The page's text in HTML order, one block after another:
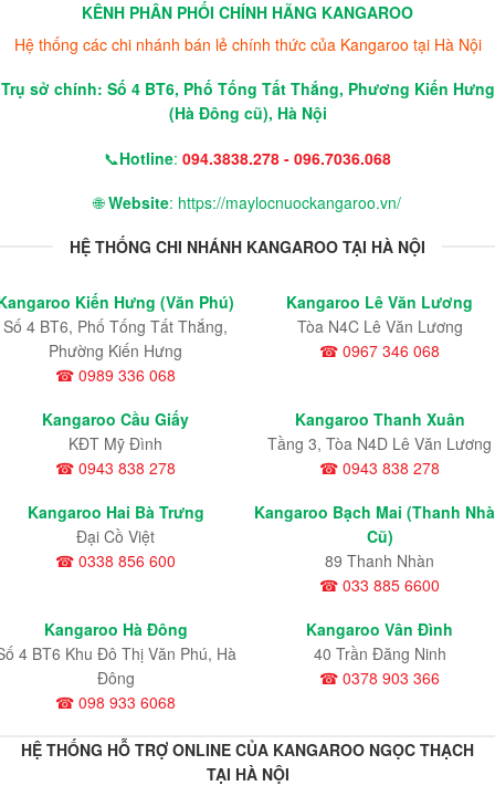
KÊNH PHÂN PHỐI CHÍNH HÃNG KANGAROO
Hệ thống các chi nhánh bán lẻ chính thức của Kangaroo tại Hà Nội
Trụ sở chính: Số 4 BT6, Phố Tống Tất Thắng, Phương Kiến Hưng
(Hà Đông cũ), Hà Nội
📞Hotline: 094.3838.278 - 096.7036.068
🌐Website: https://maylocnuockangaroo.vn/
HỆ THỐNG CHI NHÁNH KANGAROO TẠI HÀ NỘI
Kiến Hưng (Văn Phú)
Số 4 BT6, Phố Tống Tất Thắng,
Phường Kiến Hưng
☎ 0989 336 068
Kangaroo Lê Văn Lương
Tòa N4C Lê Văn Lương
☎ 0967 346 068
Kangaroo Cầu Giấy
KĐT Mỹ Đình
☎ 0943 838 278
Kangaroo Thanh Xuân
Tầng 3, Tòa N4D Lê Văn Lương
☎ 0943 838 278
Kangaroo Hai Bà Trưng
Đại Cồ Việt
☎ 0338 856 600
Kangaroo Bạch Mai (Thanh
Cũ)
89 Thanh Nhàn
☎ 033 885 6600
Kangaroo Hà Đông
4 BT6 Khu Đô Thị Văn Phú, Hà
Đông
☎ 098 933 6068
Kangaroo Vân Đình
40 Trần Đăng Ninh
☎ 0378 903 366
HỆ THỐNG HỖ TRỢ ONLINE CỦA KANGAROO NGỌC THẠCH
TẠI HÀ NỘI